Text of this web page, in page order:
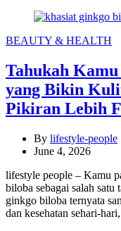
Categories
BEAUTY & HEALTH
Tahukah
yang Bikin
Pikiran Lebih
By lifestyle-people
June 4, 2026
lifestyle people – Kamu
biloba sebagai salah satu
ginkgo biloba ternyata
dan kesehatan sehari-